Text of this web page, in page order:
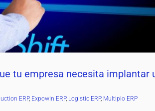
tu empresa necesita implantar
ERP, Expowin ERP, Logistic ERP, Multiplo ERP